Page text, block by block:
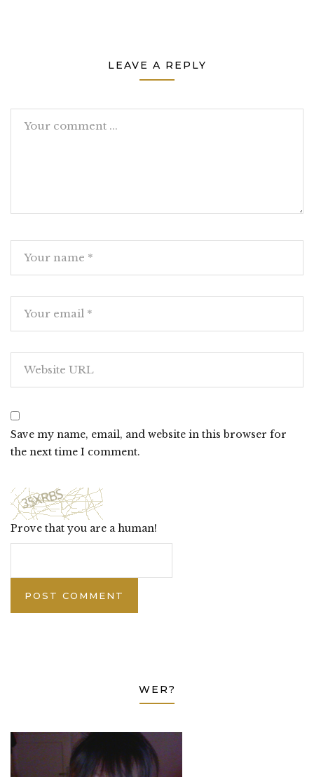
LEAVE A REPLY
Save my name, email, and website in this browser for
the next time I comment.
Prove that you are a human!
WER?